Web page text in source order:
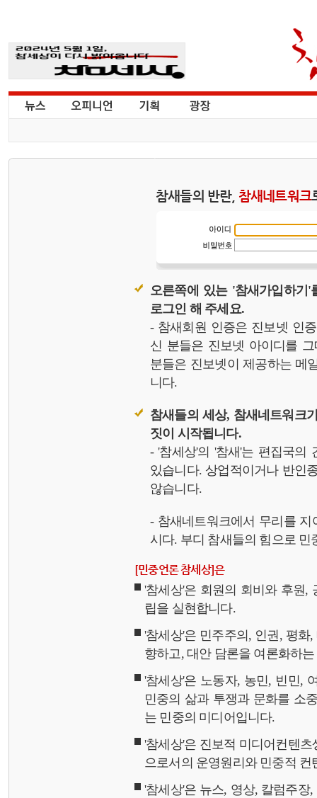
참새들의 반란, 참새네트워크
오른쪽에 있는 '참새가입하기
로그인 해 주세요.
- 참새회원 인증은 진보넷 인
신 분들은 진보넷 아이디를
분들은 진보넷이 제공하는 메
니다.
참새들의 세상, 참새네트워크
짓이 시작됩니다.
- '참세상'의 '참새'는 편집국의
있습니다. 상업적이거나 반인
않습니다.
- 참새네트워크에서 무리를
시다. 부디 참새들의 힘으로 민
[민중언론 참세상]은
'참세상'은 회원의 회비와 후원,
립을 실현합니다.
'참세상'은 민주주의, 인권, 평
향하고, 대안 담론을 여론화하
'참세상'은 노동자, 농민, 빈민,
민중의 삶과 투쟁과 문화를 소
는 민중의 미디어입니다.
'참세상'은 진보적 미디어컨텐
으로서의 운영원리와 민중적
'참세상'은 뉴스, 영상, 칼럼주